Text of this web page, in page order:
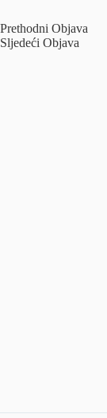
Prethodni Objava
Sljedeći Objava